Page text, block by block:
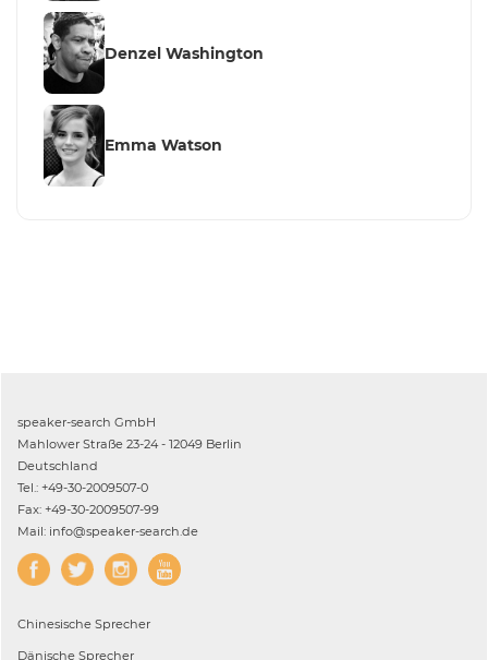
Denzel Washington
Emma Watson
speaker-search GmbH
Mahlower Straße 23-24 - 12049 Berlin
Deutschland
Tel.: +49-30-2009507-0
Fax: +49-30-2009507-99
Mail: info@speaker-search.de
Chinesische Sprecher
Dänische Sprecher